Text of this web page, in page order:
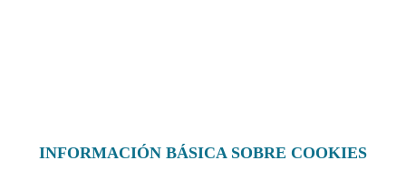
INFORMACIÓN BÁSICA SOBRE COOKIES